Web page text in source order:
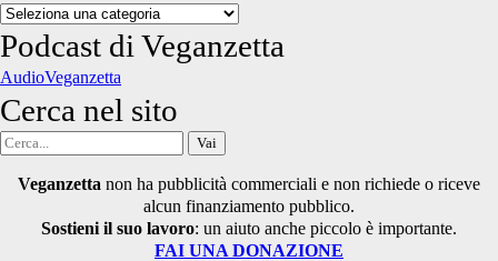
Categorie
degli
articoli
Podcast di Veganzetta
AudioVeganzetta
Cerca nel sito
Cerca
Veganzetta non ha pubblicità commerciali e non richiede o riceve
alcun finanziamento pubblico.
Sostieni il suo lavoro: un aiuto anche piccolo è importante.
FAI UNA DONAZIONE